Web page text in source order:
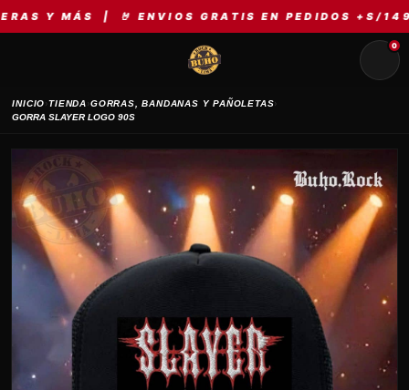
MÁS | 🤘 ENVIOS GRATIS EN PEDIDOS +S/149 | ⚡
0
INICIO›TIENDA›GORRAS, BANDANAS Y PAÑOLETAS›
GORRA SLAYER LOGO 90S